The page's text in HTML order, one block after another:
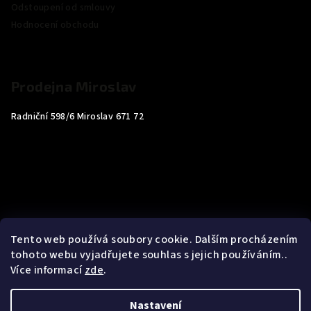
Tento web používá soubory cookie. Dalším procházením
tohoto webu vyjadřujete souhlas s jejich používáním..
Více informacízde.
Nastavení
Radniční 598/6 Miroslav 671 72